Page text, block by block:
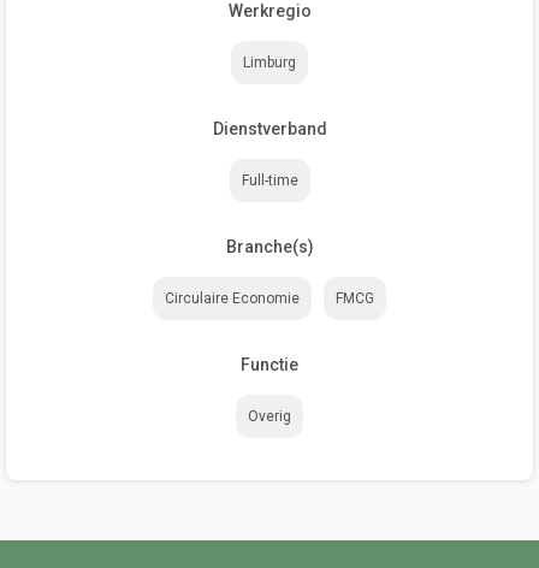
Werkregio
Limburg
Dienstverband
Full-time
Branche(s)
Circulaire Economie FMCG
Functie
Overig